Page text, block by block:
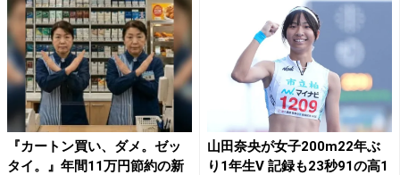
『カートン買い、ダメ。ゼッ
タイ。』年間11万円節約の新
山田奈央が女子200m22年ぶ
り1年生V 記録も23秒91の高1